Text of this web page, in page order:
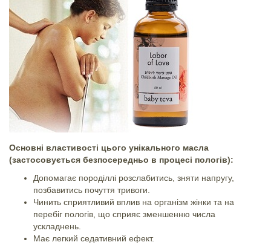
Основні властивості цього унікального масла
(застосовується безпосередньо в процесі пологів):
Допомагає породіллі розслабитись, зняти напругу,
позбавитись почуття тривоги.
Чинить сприятливий вплив на організм жінки та на
перебіг пологів, що сприяє зменшенню числа
ускладнень.
Має легкий седативний ефект.